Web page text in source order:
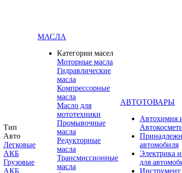
Тип
Авто
Легковые
АКБ
Грузовые
АКБ
МАСЛА
Категории масел
Моторные масла
Гидравлические
масла
Компрессорные
масла
Масло для
мототехники
Промывочные
масла
Редукторные
масла
Трансмиссионные
масла
АВТОТОВАРЫ
Автохимия
автомобиля
Электрика
для
Инструмент